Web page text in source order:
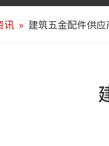
讯 » 建筑五金配件供应